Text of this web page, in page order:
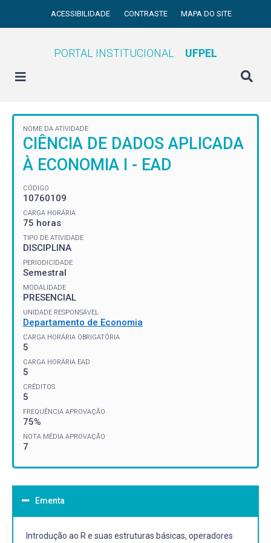
ACESSIBILIDADE CONTRASTE MAPA DO SITE
PORTAL INSTITUCIONAL UFPEL
NOME DA ATIVIDADE
CIÊNCIA DE DADOS APLICADA
À ECONOMIA I - EAD
CÓDIGO
10760109
CARGA HORÁRIA
75 horas
TIPO DE ATIVIDADE
DISCIPLINA
PERIODICIDADE
Semestral
MODALIDADE
PRESENCIAL
UNIDADE RESPONSÁVEL
Departamento de Economia
CARGA HORÁRIA OBRIGATÓRIA
5
CARGA HORÁRIA EAD
5
CRÉDITOS
5
FREQUÊNCIA APROVAÇÃO
75%
NOTA MÉDIA APROVAÇÃO
7
Ementa
Introdução ao R e suas estruturas básicas, operadores